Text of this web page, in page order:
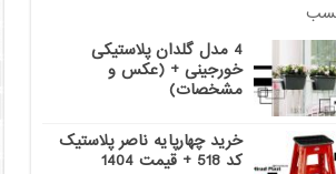
4 مدل گلدان پلاستیکی
خورجینی + (عکس و
مشخصات)
خرید چهارپایه ناصر پلاستیک
کد 518 + قیمت 1404